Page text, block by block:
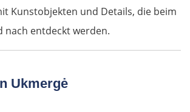
Kunstobjekten und Details, die beim
nach entdeckt werden.
Ukmergė